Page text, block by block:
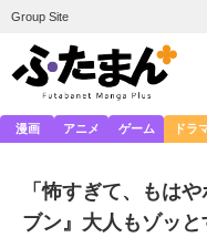
Group Site
漫画 アニメ ゲーム ドラ
「怖すぎて、もは
ブン』大人もゾッと